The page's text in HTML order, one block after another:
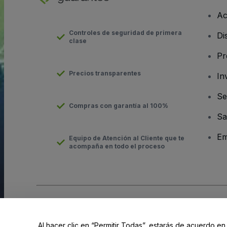
Controles de seguridad de primera
clase
Precios transparentes
Compras con garantía al 100%
Equipo de Atención al Cliente que te
acompaña en todo el proceso
Al hacer clic en “Permitir Todas”, estarás de acuerdo